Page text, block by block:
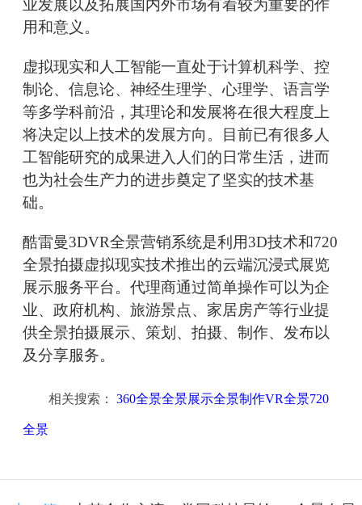
业发展以及拓展国内外市场有着较为重要的作
用和意义。
虚拟现实和人工智能一直处于计算机科学、控
制论、信息论、神经生理学、心理学、语言学
等多学科前沿，其理论和发展将在很大程度上
将决定以上技术的发展方向。目前已有很多人
工智能研究的成果进入人们的日常生活，进而
也为社会生产力的进步奠定了坚实的技术基
础。
酷雷曼3DVR全景营销系统是利用3D技术和720
全景拍摄虚拟现实技术推出的云端沉浸式展览
展示服务平台。代理商通过简单操作可以为企
业、政府机构、旅游景点、家居房产等行业提
供全景拍摄展示、策划、拍摄、制作、发布以
及分享服务。
相关搜索： 360全景全景展示全景制作VR全景720
全景